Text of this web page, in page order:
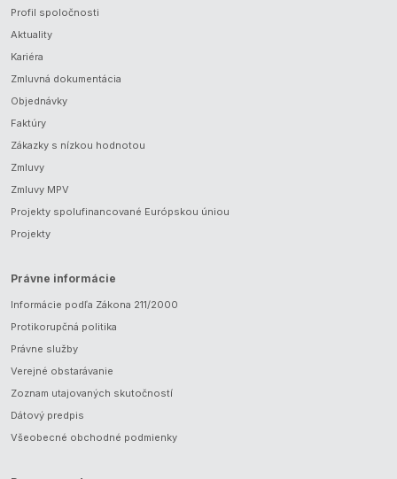
Profil spoločnosti
Aktuality
Kariéra
Zmluvná dokumentácia
Objednávky
Faktúry
Zákazky s nízkou hodnotou
Zmluvy
Zmluvy MPV
Projekty spolufinancované Európskou úniou
Projekty
Právne informácie
Informácie podľa Zákona 211/2000
Protikorupčná politika
Právne služby
Verejné obstarávanie
Zoznam utajovaných skutočností
Dátový predpis
Všeobecné obchodné podmienky